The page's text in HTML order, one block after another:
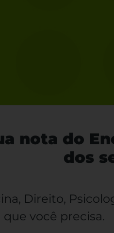
nota do
dos
Direito,
que você precisa.